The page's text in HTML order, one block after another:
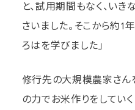
と、試用期間もなく、いき
さいました。そこから約1
ろはを学びました」
修行先の大規模農家さん
の力でお米作りをしてい